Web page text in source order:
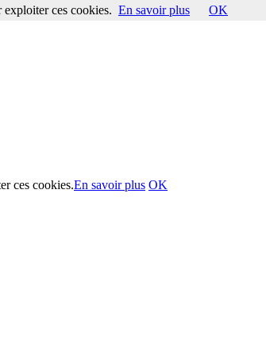
ces cookies.En savoir plus OK
exploiter ces cookies. En savoir plus OK